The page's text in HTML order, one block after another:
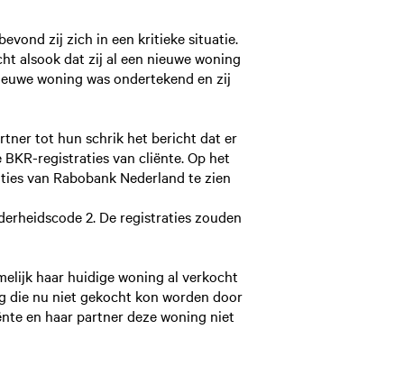
zij zich in een kritieke situatie.
alsook dat zij al een nieuwe woning
woning was ondertekend en zij
tot hun schrik het bericht dat er
registraties van cliënte. Op het
van Rabobank Nederland te zien
2. De registraties zouden
haar huidige woning al verkocht
die nu niet gekocht kon worden door
en haar partner deze woning niet